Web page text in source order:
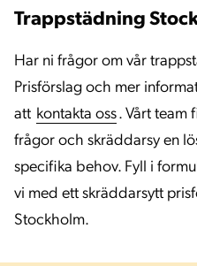
Trappstädning
Har ni frågor om vår
Prisförslag och mer
att kontakta oss. Vårt team
frågor och skräddarsy en
specifika behov. Fyll i
vi med ett skräddarsytt
Stockholm.